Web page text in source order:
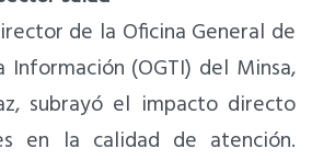
de la Oficina General de
Información (OGTI) del Minsa,
subrayó el impacto directo
en la calidad de atención.